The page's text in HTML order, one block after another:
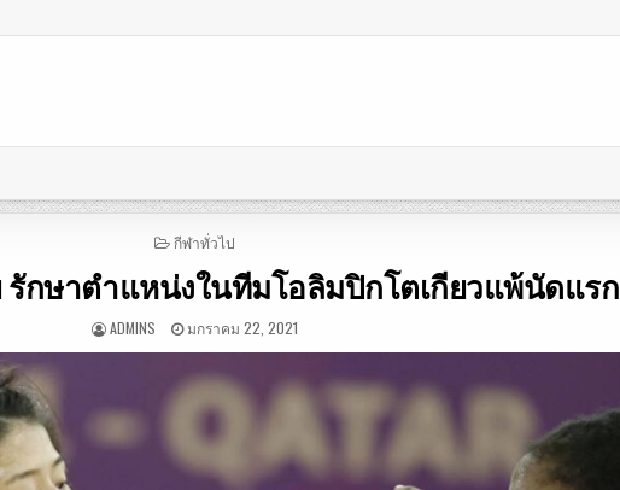
POSTED
กีฬาทั่วไป
รักษาตำแหน่งในทีมโอลิมปิกโตเกียวแพ้นัดแรก
ADMINS มกราคม 22, 2021